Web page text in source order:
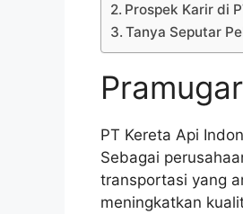
Prospek Karir di
Tanya Seputar
PT Kereta Api
Sebagai
transportasi yang
meningkatkan